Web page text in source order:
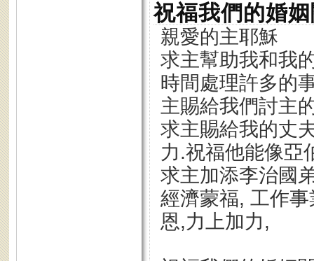
祝福我們的婚
親愛的主耶穌
求主幫助我和我
時間處理許多的
主賜給我們討主
求主賜給我的丈
力.祝福他能像亞
求主加添李治國
經濟蒙福, 工作
恩,力上加力,